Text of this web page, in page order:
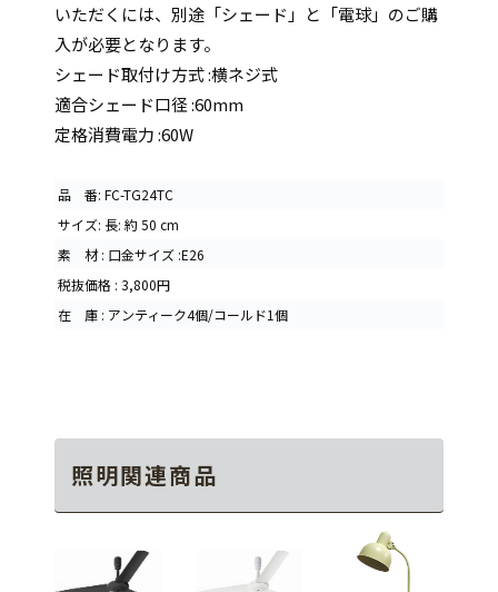
いただくには、別途「シェード」と「電球」のご購
入が必要となります。
シェード取付け方式 :横ネジ式
適合シェード口径 :60mm
定格消費電力 :60W
品 番: FC-TG24TC
サイズ: 長: 約 50 cm
素 材 : 口金サイズ :E26
税抜価格 : 3,800円
在 庫 : アンティーク4個/コールド1個
照明関連商品